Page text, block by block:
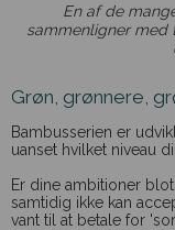
En af de
sammenligner
Grøn, grønnere,
Bambusserien er
uanset hvilket niveau
Er dine ambitioner
samtidig ikke kan
vant til at betale for